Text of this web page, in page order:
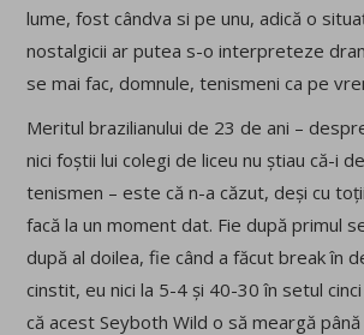
lume, fost cândva si pe unu, adică o
nostalgicii ar putea s-o interpreteze
se mai fac, domnule, tenismeni ca pe
Meritul brazilianului de 23 de ani –
nici foștii lui colegi de liceu nu știau că-i
tenismen – este că n-a căzut, deși cu
facă la un moment dat. Fie după primul
după al doilea, fie când a făcut break în
cinstit, eu nici la 5-4 și 40-30 în setul
că acest Seyboth Wild o să meargă până